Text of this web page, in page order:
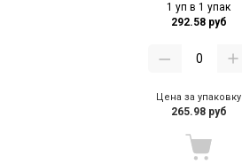
1 уп в 1 упак
292.58 руб
Цена за упаковку
265.98 руб